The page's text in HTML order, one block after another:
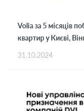
Volia за 5 місяців
квартир у Києві,
31.10.2024